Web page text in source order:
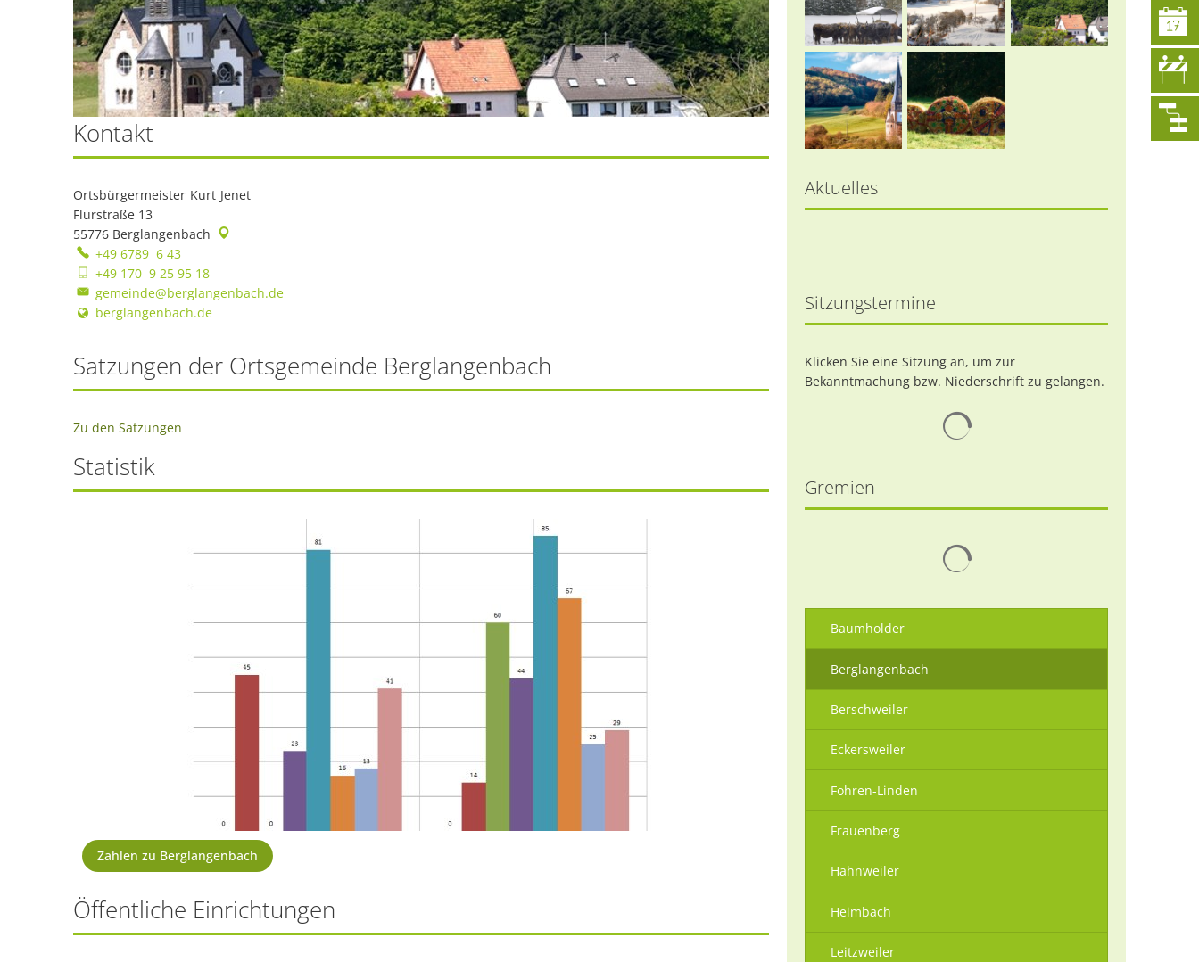
Kontakt
Ortsbürgermeister Kurt Jenet
Flurstraße 13
55776 Berglangenbach
+49 6789 6 43
+49 170 9 25 95 18
gemeinde@berglangenbach.de
berglangenbach.de
Satzungen der Ortsgemeinde Berglangenbach
Zu den Satzungen
Statistik
Zahlen zu Berglangenbach
Öffentliche Einrichtungen
Aktuelles
Sitzungstermine
Klicken Sie eine Sitzung an, um zur
Bekanntmachung bzw. Niederschrift zu gelangen.
Gremien
Baumholder
Berglangenbach
Berschweiler
Eckersweiler
Fohren-Linden
Frauenberg
Hahnweiler
Heimbach
Leitzweiler